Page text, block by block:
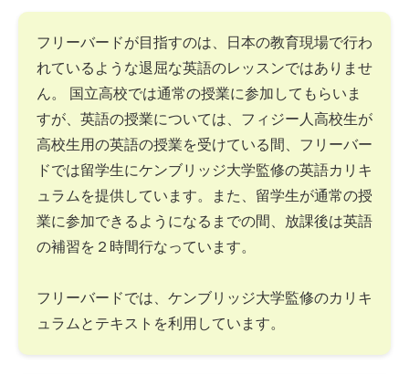
フリーバードが目指すのは、日本の教育現場で行わ
れているような退屈な英語のレッスンではありませ
ん。 国立高校では通常の授業に参加してもらいま
すが、英語の授業については、フィジー人高校生が
高校生用の英語の授業を受けている間、フリーバー
ドでは留学生にケンブリッジ大学監修の英語カリキ
ュラムを提供しています。また、留学生が通常の授
業に参加できるようになるまでの間、放課後は英語
の補習を２時間行なっています。
フリーバードでは、ケンブリッジ大学監修のカリキ
ュラムとテキストを利用しています。